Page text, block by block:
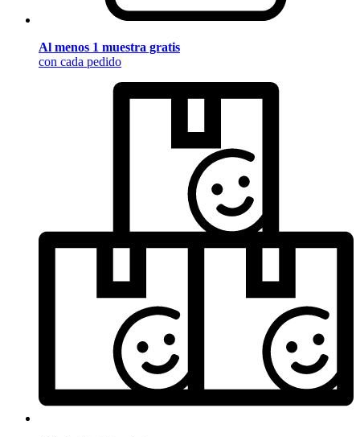
Al menos 1 muestra gratis
con cada pedido